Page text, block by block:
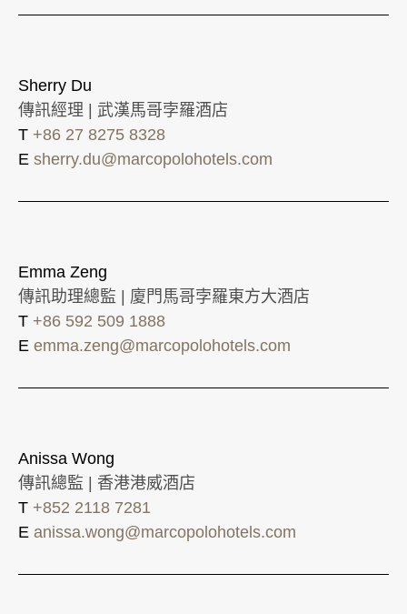
Sherry Du
傳訊經理 | 武漢馬哥孛羅酒店
T +86 27 8275 8328
E sherry.du@marcopolohotels.com
Emma Zeng
傳訊助理總監 | 廈門馬哥孛羅東方大酒店
T +86 592 509 1888
E emma.zeng@marcopolohotels.com
Anissa Wong
傳訊總監 | 香港港威酒店
T +852 2118 7281
E anissa.wong@marcopolohotels.com